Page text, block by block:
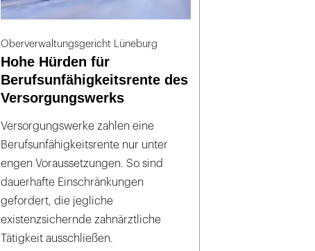
Oberverwaltungsgericht Lüneburg
Hohe Hürden für
Berufsunfähigkeitsrente des
Versorgungswerks
Versorgungswerke zahlen eine
Berufsunfähigkeitsrente nur unter
engen Voraussetzungen. So sind
dauerhafte Einschränkungen
gefordert, die jegliche
existenzsichernde zahnärztliche
Tätigkeit ausschließen.